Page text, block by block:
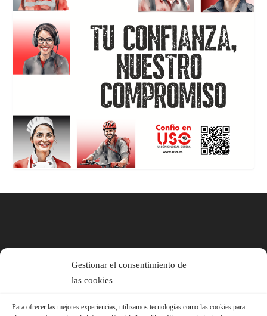
Gestionar el consentimiento de
las cookies
Para ofrecer las mejores experiencias, utilizamos tecnologías como las cookies para